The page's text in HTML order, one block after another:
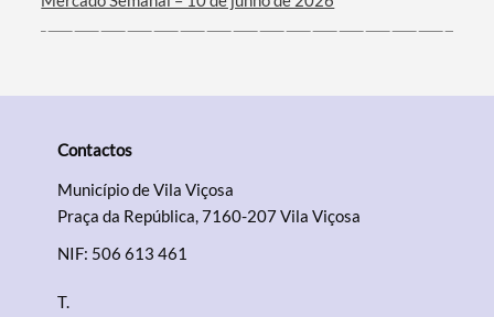
Contactos
Município de Vila Viçosa
Praça da República, 7160-207 Vila Viçosa
NIF: 506 613 461
T.